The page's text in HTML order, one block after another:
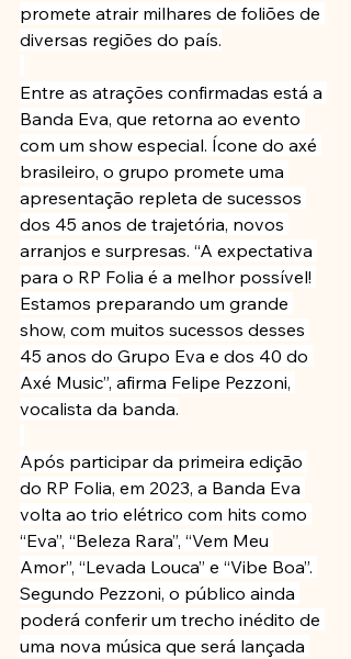
promete atrair milhares de foliões de
diversas regiões do país.
Entre as atrações confirmadas está a
Banda Eva, que retorna ao evento
com um show especial. Ícone do axé
brasileiro, o grupo promete uma
apresentação repleta de sucessos
dos 45 anos de trajetória, novos
arranjos e surpresas. “A expectativa
para o RP Folia é a melhor possível!
Estamos preparando um grande
show, com muitos sucessos desses
45 anos do Grupo Eva e dos 40 do
Axé Music”, afirma Felipe Pezzoni,
vocalista da banda.
Após participar da primeira edição
do RP Folia, em 2023, a Banda Eva
volta ao trio elétrico com hits como
“Eva”, “Beleza Rara”, “Vem Meu
Amor”, “Levada Louca” e “Vibe Boa”.
Segundo Pezzoni, o público ainda
poderá conferir um trecho inédito de
uma nova música que será lançada